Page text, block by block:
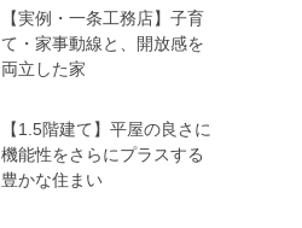
【実例・一条工務店】子育
て・家事動線と、開放感を
両立した家
【1.5階建て】平屋の良さに
機能性をさらにプラスする
豊かな住まい